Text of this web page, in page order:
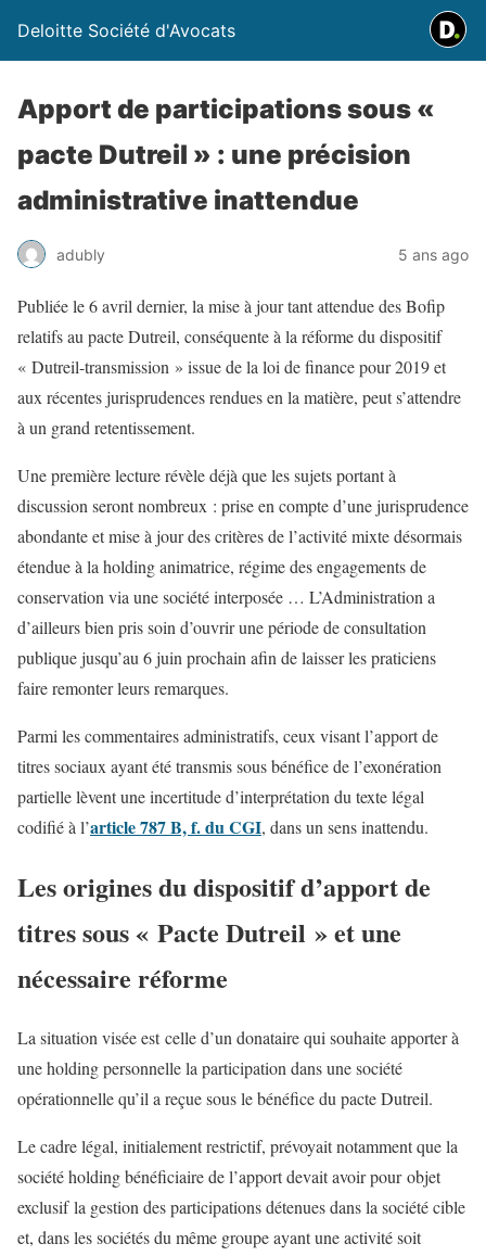
Deloitte Société d'Avocats
Apport de participations sous «
pacte Dutreil » : une précision
administrative inattendue
adubly 5 ans ago
Publiée le 6 avril dernier, la mise à jour tant attendue des Bofip
relatifs au pacte Dutreil, conséquente à la réforme du dispositif
« Dutreil-transmission » issue de la loi de finance pour 2019 et
aux récentes jurisprudences rendues en la matière, peut s’attendre
à un grand retentissement.
Une première lecture révèle déjà que les sujets portant à
discussion seront nombreux : prise en compte d’une jurisprudence
abondante et mise à jour des critères de l’activité mixte désormais
étendue à la holding animatrice, régime des engagements de
conservation via une société interposée … L’Administration a
d’ailleurs bien pris soin d’ouvrir une période de consultation
publique jusqu’au 6 juin prochain afin de laisser les praticiens
faire remonter leurs remarques.
Parmi les commentaires administratifs, ceux visant l’apport de
titres sociaux ayant été transmis sous bénéfice de l’exonération
partielle lèvent une incertitude d’interprétation du texte légal
codifié à l’article 787 B, f. du CGI, dans un sens inattendu.
Les origines du dispositif d’apport de
titres sous « Pacte Dutreil » et une
nécessaire réforme
La situation visée est celle d’un donataire qui souhaite apporter à
une holding personnelle la participation dans une société
opérationnelle qu’il a reçue sous le bénéfice du pacte Dutreil.
Le cadre légal, initialement restrictif, prévoyait notamment que la
société holding bénéficiaire de l’apport devait avoir pour objet
exclusif la gestion des participations détenues dans la société cible
et, dans les sociétés du même groupe ayant une activité soit